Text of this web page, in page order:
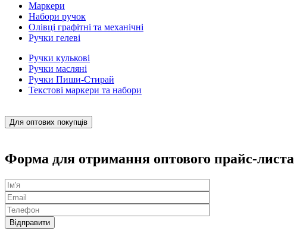
Маркери
Набори ручок
Олівці графітні та механічні
Ручки гелеві
Ручки кулькові
Ручки масляні
Ручки Пиши-Стирай
Текстові маркери та набори
Для оптових покупців
Форма для отримання оптового прайс-листа